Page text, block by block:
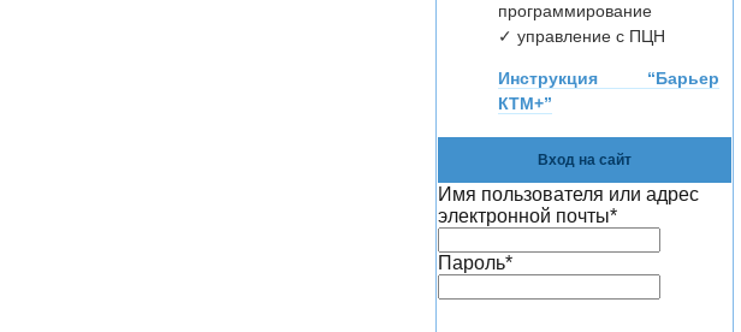
программирование
✓ управление с ПЦН
Инструкция “Барьер
КТМ+”
Вход на сайт
Имя пользователя или адрес
электронной почты*
Пароль*